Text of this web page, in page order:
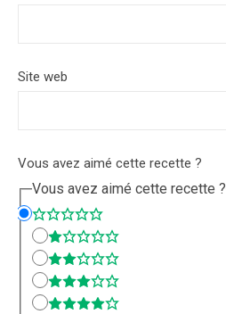
Site web
Vous avez aimé cette recette ?
Vous avez aimé cette recette ?